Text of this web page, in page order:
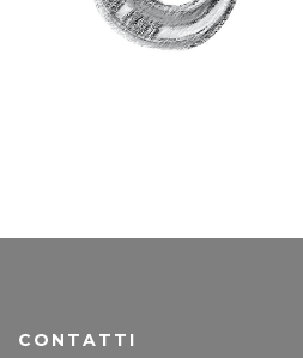
CONTATTI